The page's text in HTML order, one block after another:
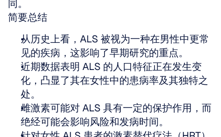
同。
简要总结
从历史上看，ALS 被视为一种在男性中更常
见的疾病，这影响了早期研究的重点。
近期数据表明 ALS 的人口特征正在发生变
化，凸显了其在女性中的患病率及其独特之
处。
雌激素可能对 ALS 具有一定的保护作用，而
绝经可能会影响风险和发病时间。